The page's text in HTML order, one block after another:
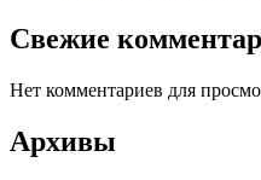
Свежие
Нет комментариев для
Архивы